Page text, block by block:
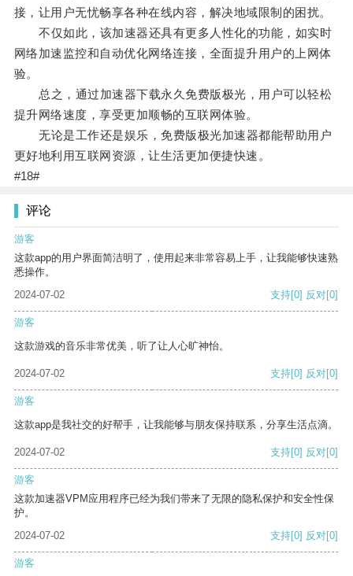
接，让用户无忧畅享各种在线内容，解决地域限制的困扰。
不仅如此，该加速器还具有更多人性化的功能，如实时
网络加速监控和自动优化网络连接，全面提升用户的上网体
验。
总之，通过加速器下载永久免费版极光，用户可以轻松
提升网络速度，享受更加顺畅的互联网体验。
无论是工作还是娱乐，免费版极光加速器都能帮助用户
更好地利用互联网资源，让生活更加便捷快速。
#18#
评论
游客
这款app的用户界面简洁明了，使用起来非常容易上手，让我能够快速熟
悉操作。
2024-07-02
支持[0] 反对[0]
游客
这款游戏的音乐非常优美，听了让人心旷神怡。
2024-07-02 支持[0] 反对[0]
游客
这款app是我社交的好帮手，让我能够与朋友保持联系，分享生活点滴。
2024-07-02 支持[0] 反对[0]
游客
这款加速器VPM应用程序已经为我们带来了无限的隐私保护和安全性保
护。
2024-07-02
支持[0] 反对[0]
游客